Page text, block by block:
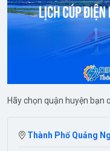
Hãy chọn quận huyện bạn
Thành Phố Quảng